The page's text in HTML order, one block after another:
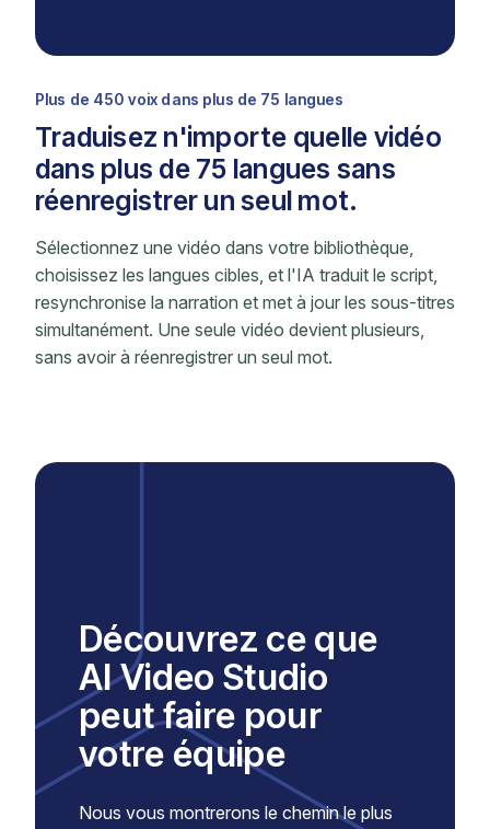
Plus de 450 voix dans plus de 75 langues
Traduisez n'importe quelle vidéo
dans plus de 75 langues sans
réenregistrer un seul mot.
Sélectionnez une vidéo dans votre bibliothèque,
choisissez les langues cibles, et l'IA traduit le script,
resynchronise la narration et met à jour les sous-titres
simultanément. Une seule vidéo devient plusieurs,
sans avoir à réenregistrer un seul mot.
Découvrez ce que
AI Video Studio
peut faire pour
votre équipe
Nous vous montrerons le chemin le plus